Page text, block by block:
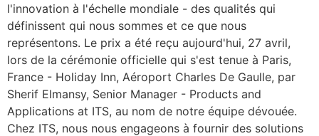
l'innovation à l'échelle mondiale - des qualités qui
définissent qui nous sommes et ce que nous
représentons. Le prix a été reçu aujourd'hui, 27 avril,
lors de la cérémonie officielle qui s'est tenue à Paris,
France - Holiday Inn, Aéroport Charles De Gaulle, par
Sherif Elmansy, Senior Manager - Products and
Applications at ITS, au nom de notre équipe dévouée.
Chez ITS, nous nous engageons à fournir des solutions